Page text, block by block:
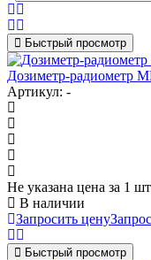
Быстрый просмотр
Дозиметр-радиометр
Артикул: -
Не указана цена за 1 шт
В наличии
Запросить цену
Быстрый просмотр